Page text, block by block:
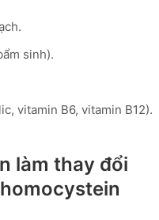
sinh).
vitamin B6, vitamin B12).
làm thay đổi